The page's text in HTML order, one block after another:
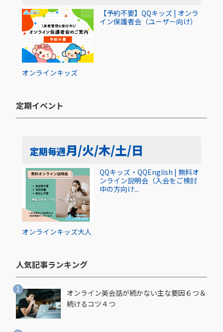
オンラインキッズ
【予約不要】QQキッズ | オンラ
イン保護者会（ユーザー向け）
定期イベント​
定期毎週月/火/木/土/日
オンラインキッズ大人
QQキッズ・QQEnglish | 無料オ
ンライン説明会（入会をご検討
中の方向け...
人気記事ランキング​
オンライン英会話が続かない主な要因６つ＆
続けるコツ４つ